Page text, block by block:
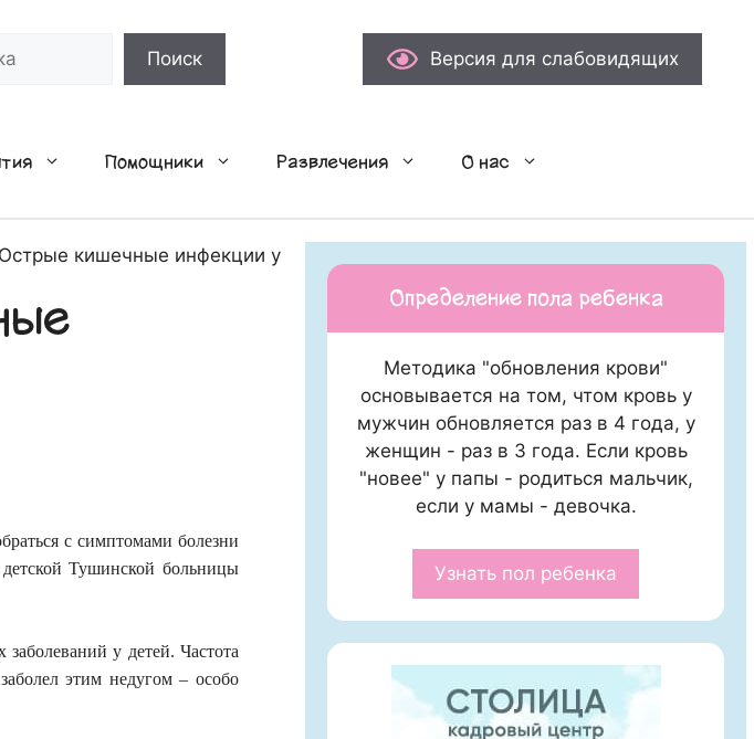
Поиск Версия для слабовидящих
Помощники Развлечения О нас
кишечные инфекции у детей
с симптомами болезни
детской Тушинской больницы
у детей. Частота
этим недугом – особо
Определение пола ребенка
Методика "обновления крови"
основывается на том, чтом кровь у
мужчин обновляется раз в 4 года, у
женщин - раз в 3 года. Если кровь
"новее" у папы - родиться мальчик,
если у мамы - девочка.
Узнать пол ребенка